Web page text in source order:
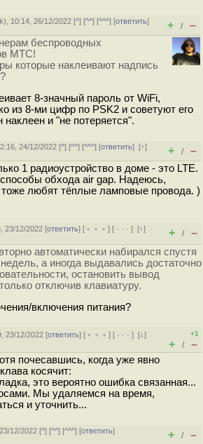
), 10:14, 26/12/2022 [^] [^^] [^^^] [ответить]
+ / –
беспроводных
МТС!
которые наклеивают надпись
8-значный пароль от WiFi,
из 8-ми цифр по PSK2 и советуют его
наклеен и "не потеряется".
24/12/2022 [^] [^^] [^^^] [ответить][↑]
+ / –
1 радиоустройство в доме - это LTE.
обхода air gap. Надеюсь,
любят тёплые ламповые провода. )
23/12/2022 [ответить] [ ﹢﹢﹢] [ · · ·][↑]
+ / –
автоматически набирался спустя
а иногда выдавались достаточно
остановить вывод
отключив клавиатуру.
включения питания?
23/12/2022 [ответить] [ ﹢﹢﹢] [ · · ·][↓]
+1
+ / –
почесавшись, когда уже явно
косячит:
это вероятно ошибка связанная...
Мы удаляемся на время,
и уточнить...
12/2022 [^] [^^] [^^^] [ответить]
+ / –